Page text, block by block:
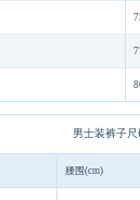
男士装裤子
腰围(cm)